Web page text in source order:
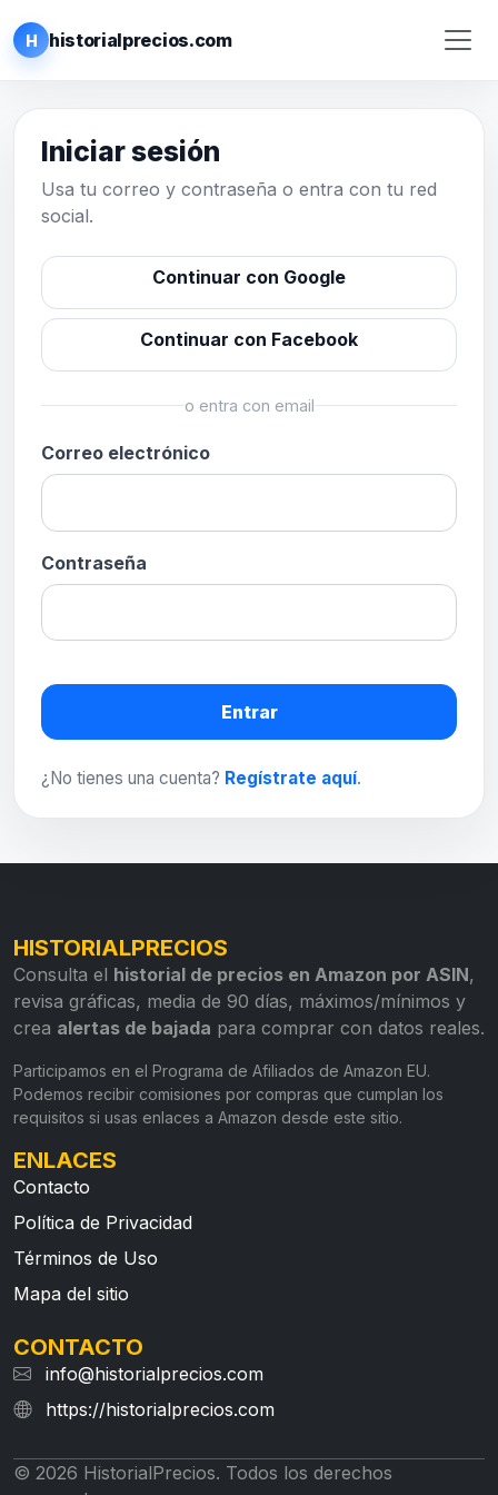
H historialprecios.com
Iniciar sesión
Usa tu correo y contraseña o entra con tu red
social.
Continuar con Google
Continuar con Facebook
o entra con email
Correo electrónico
Contraseña
Entrar
¿No tienes una cuenta? Regístrate aquí.
HISTORIALPRECIOS
Consulta el historial de precios en Amazon por ASIN,
revisa gráficas, media de 90 días, máximos/mínimos y
crea alertas de bajada para comprar con datos reales.
Participamos en el Programa de Afiliados de Amazon EU.
Podemos recibir comisiones por compras que cumplan los
requisitos si usas enlaces a Amazon desde este sitio.
ENLACES
Contacto
Política de Privacidad
Términos de Uso
Mapa del sitio
CONTACTO
info@historialprecios.com
https://historialprecios.com
© 2026 HistorialPrecios. Todos los derechos